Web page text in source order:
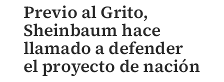
Previo al Grito,
Sheinbaum hace
llamado a defender
el proyecto de nación